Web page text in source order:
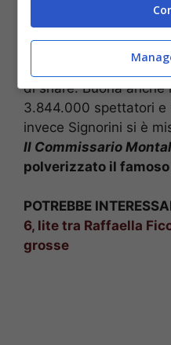
spettatori per uno
di tre anni fa contò
28.20% di share
stagione 4.490.000
di share. Buona anche
3.844.000 spettatori e
invece Signorini si è
Il Commissario
polverizzato il
POTREBBE
6, lite tra Raffaella
grosse